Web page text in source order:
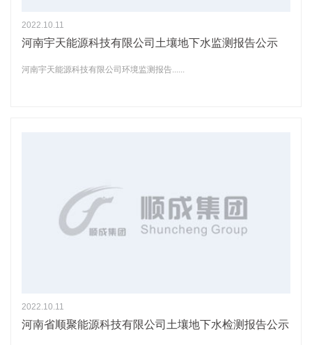
2022.10.11
河南宇天能源科技有限公司土壤地下水监测报告公示
河南宇天能源科技有限公司环境监测报告......
2022.10.11
河南省顺聚能源科技有限公司土壤地下水检测报告公示